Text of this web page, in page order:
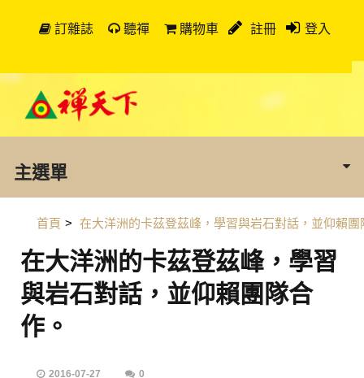
訂雜誌 聽禪 購物車 註冊 登入
主選單
首頁 > 在大洋洲的卡茲登茲峰，學習與岩石對話，並仰賴團
在大洋洲的卡茲登茲峰，學習
與岩石對話，並仰賴團隊合
作。
2016-07-27 0